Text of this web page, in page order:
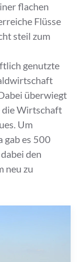
flachen
Flüsse
steil zum
genutzte
überwiegt
die Wirtschaft
Um
gab es 500
den
neu zu